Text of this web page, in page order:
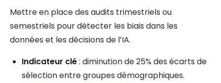
Mettre en place des audits trimestriels ou
semestriels pour détecter les biais dans les
données et les décisions de l’IA.
Indicateur clé: diminution de 25% des écarts de
sélection entre groupes démographiques.